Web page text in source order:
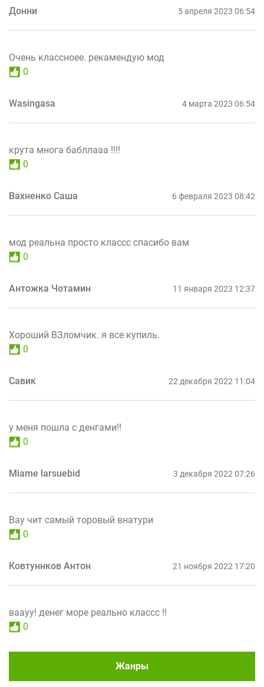
Донни 5 апреля 2023 06:54
Очень классноее. рекамендую мод
0
Wasingasa 4 марта 2023 06:54
крута многа бабллааа !!!!
0
Вахненко Саша 6 февраля 2023 08:42
мод реальна просто классс спасибо вам
0
Антожка Чотамин 11 января 2023 12:37
Хороший ВЗломчик. я все купиль.
0
Савик 22 декабря 2022 11:04
у меня пошла с денгами!!
0
Miame larsuebid 3 декабря 2022 07:26
Вау чит самый торовый внатури
0
Ковтуннков Антон 21 ноября 2022 17:20
ваауу! денег море реально классс !!
0
Жанры